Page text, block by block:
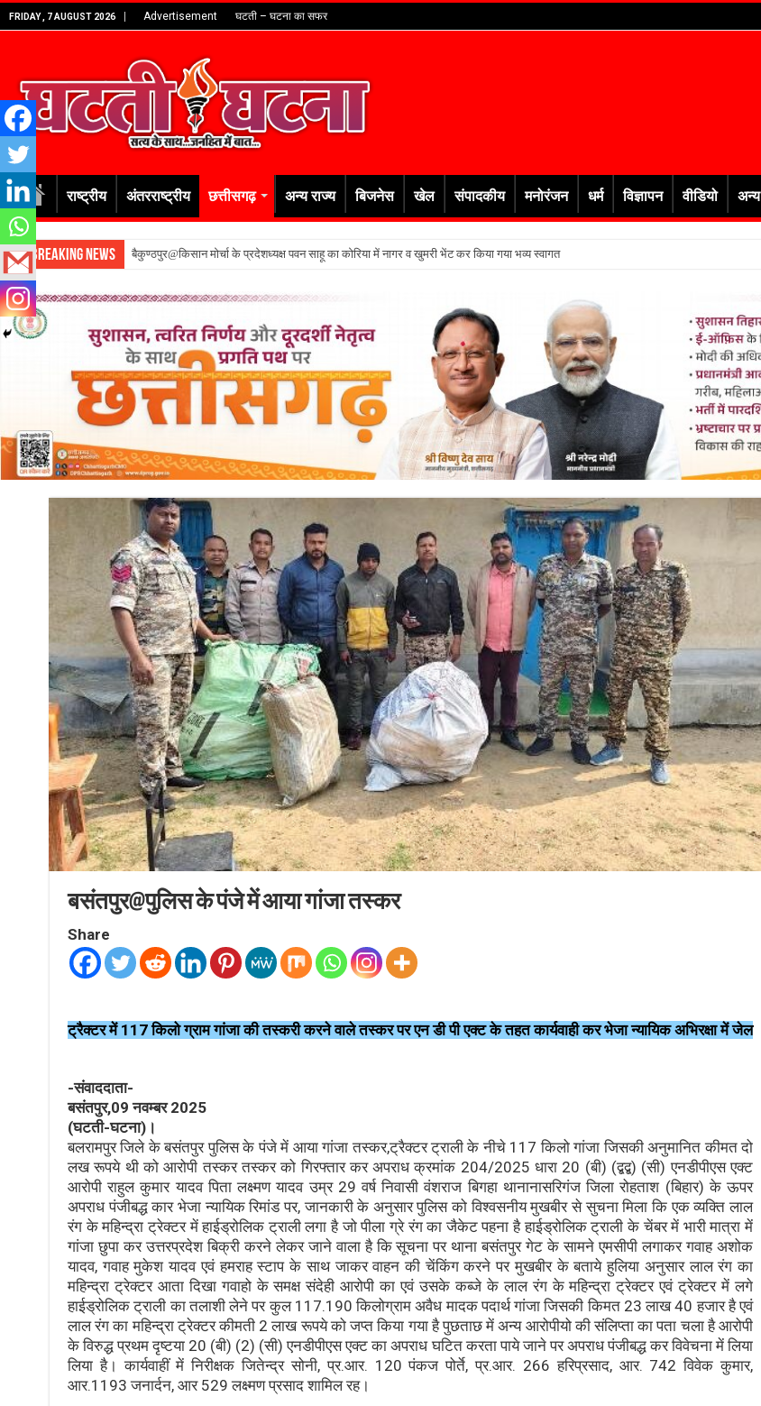
FRIDAY , 7 AUGUST 2026 Advertisement घटती – घटना का सफर
राष्ट्रीय अंतरराष्ट्रीय छत्तीसगढ़ अन्य राज्य बिजनेस खेल संपादकीय मनोरंजन धर्म विज्ञापन वीडियो अन्य
Breaking News बैकुण्ठपुर@किसान मोर्चा के प्रदेशध्यक्ष पवन साहू का कोरिया में नागर व खुमरी भेंट कर किया गया भव्य स्वागत
बसंतपुर@पुलिस के पंजे में आया गांजा तस्कर
Share
ट्रैक्टर में 117 किलो ग्राम गांजा की तस्करी करने वाले तस्कर पर एन डी पी एक्ट के तहत कार्यवाही कर भेजा न्यायिक अभिरक्षा में जेल
-संवाददाता-
बसंतपुर,09 नवम्बर 2025
(घटती-घटना)।
बलरामपुर जिले के बसंतपुर पुलिस के पंजे में आया गांजा तस्कर,ट्रैक्टर ट्राली के नीचे 117 किलो गांजा जिसकी अनुमानित कीमत दो
लख रूपये थी को आरोपी तस्कर तस्कर को गिरफ्तार कर अपराध क्रमांक 204/2025 धारा 20 (बी) (द्बद्ब) (सी) एनडीपीएस एक्ट
आरोपी राहुल कुमार यादव पिता लक्ष्मण यादव उम्र 29 वर्ष निवासी वंशराज बिगहा थानानासरिगंज जिला रोहताश (बिहार) के ऊपर
अपराध पंजीबद्ध कार भेजा न्यायिक रिमांड पर, जानकारी के अनुसार पुलिस को विश्वसनीय मुखबीर से सुचना मिला कि एक व्यक्ति लाल
रंग के महिन्द्रा ट्रेक्टर में हाईड्रोलिक ट्राली लगा है जो पीला ग्रे रंग का जैकेट पहना है हाईड्रोलिक ट्राली के चेंबर में भारी मात्रा में
गांजा छुपा कर उत्तरप्रदेश बिक्री करने लेकर जाने वाला है कि सूचना पर थाना बसंतपुर गेट के सामने एमसीपी लगाकर गवाह अशोक
यादव, गवाह मुकेश यादव एवं हमराह स्टाप के साथ जाकर वाहन की चेंकिंग करने पर मुखबीर के बताये हुलिया अनुसार लाल रंग का
महिन्द्रा ट्रेक्टर आता दिखा गवाहो के समक्ष संदेही आरोपी का एवं उसके कब्जे के लाल रंग के महिन्द्रा ट्रेक्टर एवं ट्रेक्टर में लगे
हाईड्रोलिक ट्राली का तलाशी लेने पर कुल 117.190 किलोग्राम अवैध मादक पदार्थ गांजा जिसकी किमत 23 लाख 40 हजार है एवं
लाल रंग का महिन्द्रा ट्रेक्टर कीमती 2 लाख रूपये को जप्त किया गया है पुछताछ में अन्य आरोपीयो की संलिप्ता का पता चला है आरोपी
के विरुद्ध प्रथम दृष्टया 20 (बी) (2) (सी) एनडीपीएस एक्ट का अपराध घटित करता पाये जाने पर अपराध पंजीबद्ध कर विवेचना में लिया
लिया है। कार्यवाहीं में निरीक्षक जितेन्द्र सोनी, प्र.आर. 120 पंकज पोर्ते, प्र.आर. 266 हरिप्रसाद, आर. 742 विवेक कुमार,
आर.1193 जनार्दन, आर 529 लक्ष्मण प्रसाद शामिल रह।